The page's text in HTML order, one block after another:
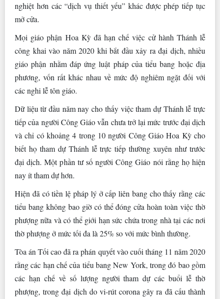
nghiệt hơn các “dịch vụ thiết yếu” khác được phép tiếp tục
mở cửa.
Mọi giáo phận Hoa Kỳ đã hạn chế việc cử hành Thánh lễ
công khai vào năm 2020 khi bắt đầu xảy ra đại dịch, nhiều
giáo phận nhằm đáp ứng luật pháp của tiểu bang hoặc địa
phương, vốn rất khác nhau về mức độ nghiêm ngặt đối với
các nghi lễ tôn giáo.
Dữ liệu từ đầu năm nay cho thấy việc tham dự Thánh lễ trực
tiếp của người Công Giáo vẫn chưa trở lại mức trước đại dịch
và chỉ có khoảng 4 trong 10 người Công Giáo Hoa Kỳ cho
biết họ tham dự Thánh lễ trực tiếp thường xuyên như trước
đại dịch. Một phần tư số người Công Giáo nói rằng họ hiện
nay ít tham dự hơn.
Hiện đã có tiền lệ pháp lý ở cấp liên bang cho thấy rằng các
tiểu bang không bao giờ có thể đóng cửa hoàn toàn việc thờ
phượng nữa và có thể giới hạn sức chứa trong nhà tại các nơi
thờ phượng ở mức tối đa là 25% so với mức bình thường.
Tòa án Tối cao đã ra phán quyết vào cuối tháng 11 năm 2020
rằng các hạn chế của tiểu bang New York, trong đó bao gồm
các hạn chế về số lượng người tham dự các buổi lễ thờ
phượng, trong đại dịch do vi-rút corona gây ra đã cấu thành